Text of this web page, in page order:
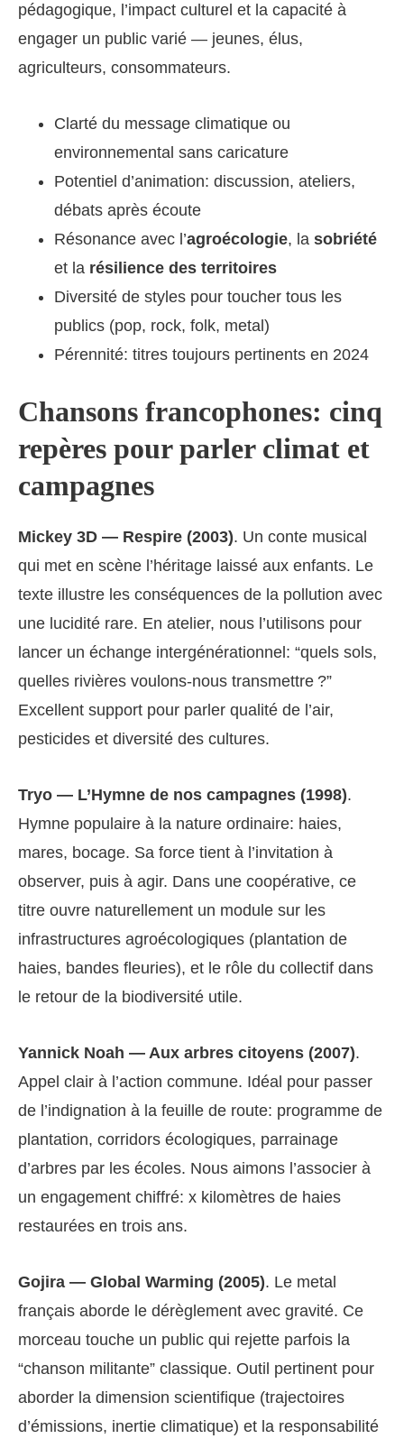
pédagogique, l’impact culturel et la capacité à
engager un public varié — jeunes, élus,
agriculteurs, consommateurs.
Clarté du message climatique ou
environnemental sans caricature
Potentiel d’animation: discussion, ateliers,
débats après écoute
Résonance avec l’agroécologie, la sobriété
et la résilience des territoires
Diversité de styles pour toucher tous les
publics (pop, rock, folk, metal)
Pérennité: titres toujours pertinents en 2024
Chansons francophones: cinq
repères pour parler climat et
campagnes
Mickey 3D — Respire (2003). Un conte musical
qui met en scène l’héritage laissé aux enfants. Le
texte illustre les conséquences de la pollution avec
une lucidité rare. En atelier, nous l’utilisons pour
lancer un échange intergénérationnel: “quels sols,
quelles rivières voulons-nous transmettre ?”
Excellent support pour parler qualité de l’air,
pesticides et diversité des cultures.
Tryo — L’Hymne de nos campagnes (1998).
Hymne populaire à la nature ordinaire: haies,
mares, bocage. Sa force tient à l’invitation à
observer, puis à agir. Dans une coopérative, ce
titre ouvre naturellement un module sur les
infrastructures agroécologiques (plantation de
haies, bandes fleuries), et le rôle du collectif dans
le retour de la biodiversité utile.
Yannick Noah — Aux arbres citoyens (2007).
Appel clair à l’action commune. Idéal pour passer
de l’indignation à la feuille de route: programme de
plantation, corridors écologiques, parrainage
d’arbres par les écoles. Nous aimons l’associer à
un engagement chiffré: x kilomètres de haies
restaurées en trois ans.
Gojira — Global Warming (2005). Le metal
français aborde le dérèglement avec gravité. Ce
morceau touche un public qui rejette parfois la
“chanson militante” classique. Outil pertinent pour
aborder la dimension scientifique (trajectoires
d’émissions, inertie climatique) et la responsabilité